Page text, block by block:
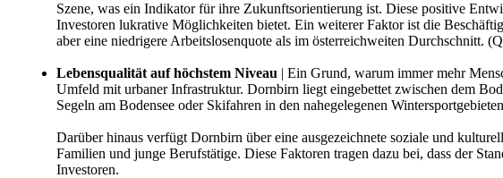
Szene, was ein Indikator für ihre Zukunftsorientierung ist. Diese positive
Investoren lukrative Möglichkeiten bietet. Ein weiterer Faktor ist die
aber eine niedrigere Arbeitslosenquote als im österreichweiten Durchschnitt.
Lebensqualität auf höchstem Niveau | Ein Grund, warum immer mehr
Umfeld mit urbaner Infrastruktur. Dornbirn liegt eingebettet zwischen dem
Segeln am Bodensee oder Skifahren in den nahegelegenen
Darüber hinaus verfügt Dornbirn über eine ausgezeichnete soziale und
Familien und junge Berufstätige. Diese Faktoren tragen dazu bei, dass der
Investoren.